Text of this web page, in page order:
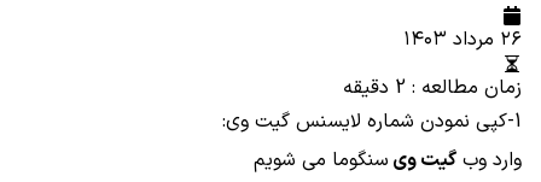
۲۶ مرداد ۱۴۰۳
زمان مطالعه : 2 دقیقه
1-کپی نمودن شماره لایسنس گیت وی:
وارد وب گیت وی سنگوما می شویم